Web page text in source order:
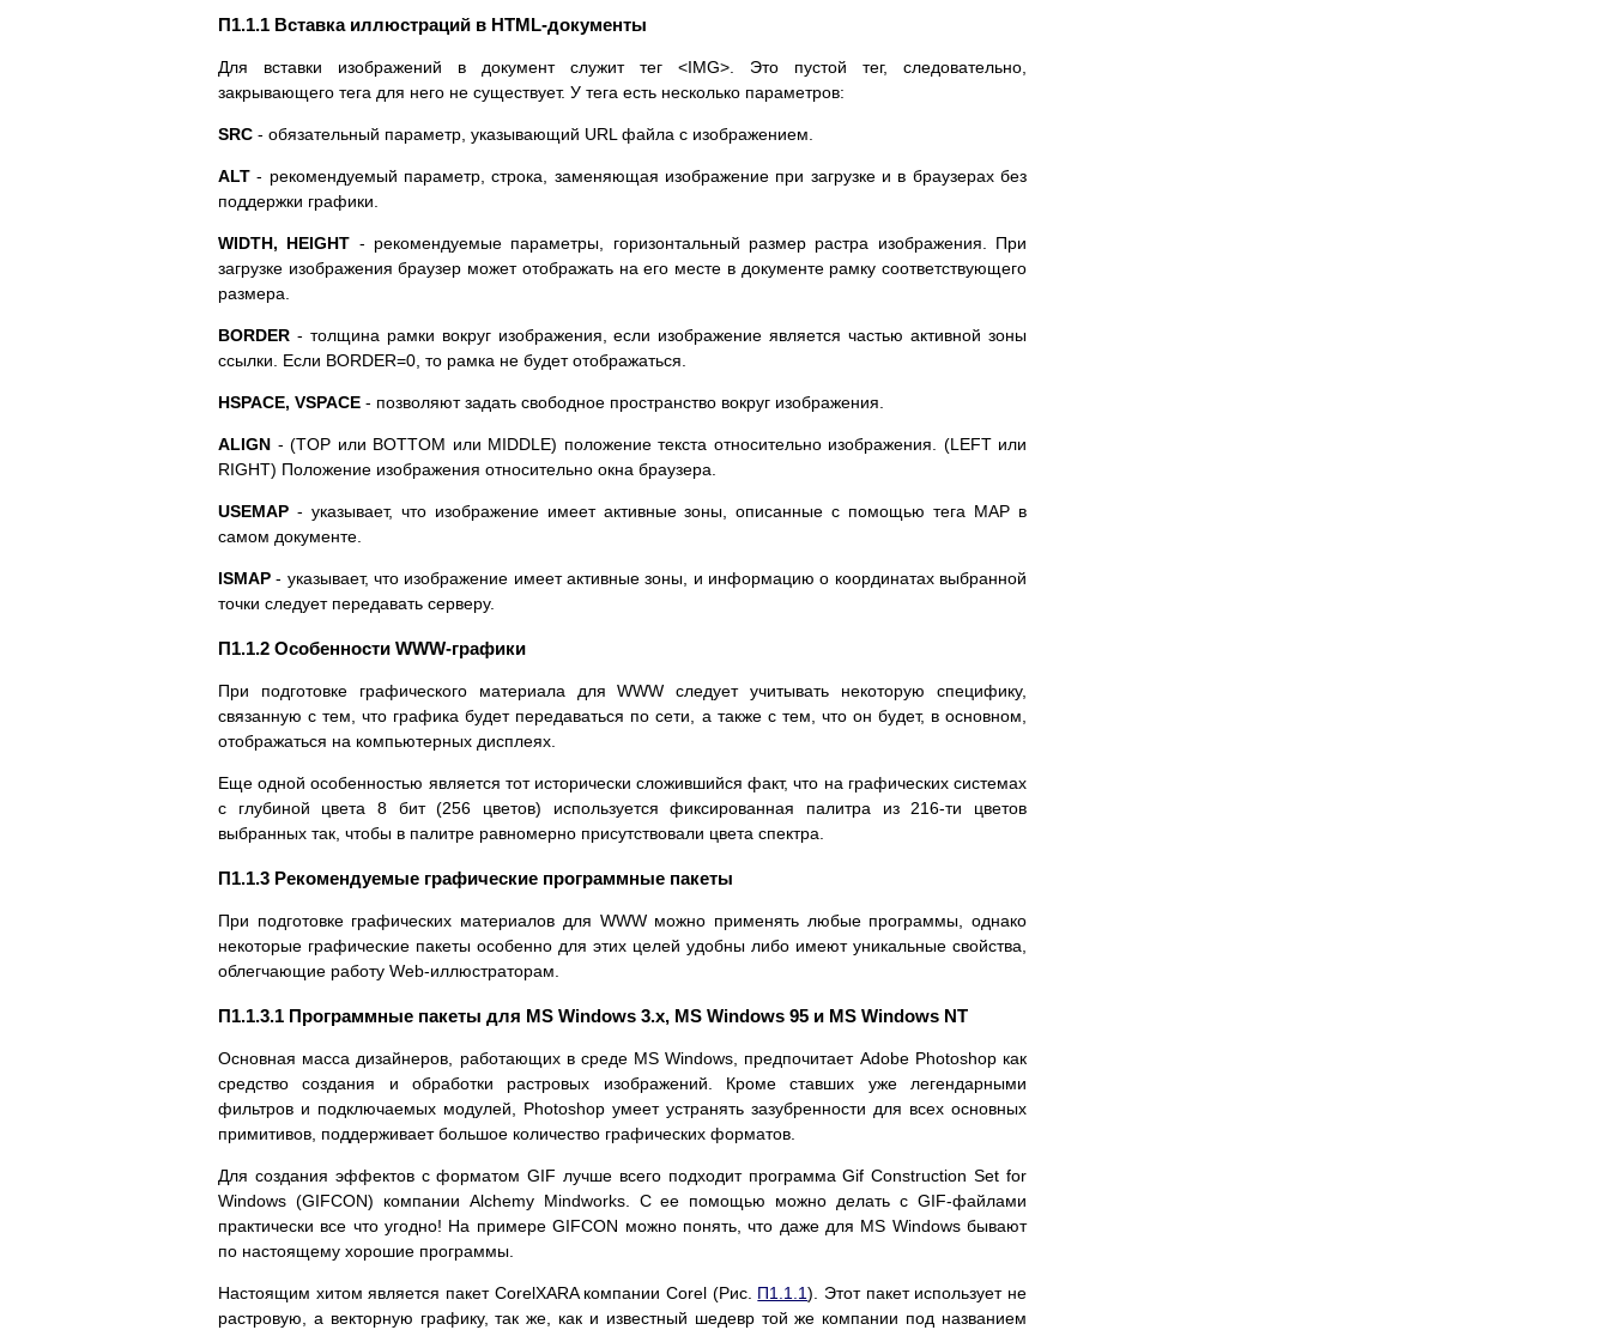
П1.1.1 Вставка иллюстраций в HTML-документы
Для вставки изображений в документ служит тег <IMG>. Это пустой тег, следовательно,
закрывающего тега для него не существует. У тега есть несколько параметров:
SRC - обязательный параметр, указывающий URL файла с изображением.
ALT - рекомендуемый параметр, строка, заменяющая изображение при загрузке и в браузерах без
поддержки графики.
WIDTH, HEIGHT - рекомендуемые параметры, горизонтальный размер растра изображения. При
загрузке изображения браузер может отображать на его месте в документе рамку соответствующего
размера.
BORDER - толщина рамки вокруг изображения, если изображение является частью активной зоны
ссылки. Если BORDER=0, то рамка не будет отображаться.
HSPACE, VSPACE - позволяют задать свободное пространство вокруг изображения.
ALIGN - (TOP или BOTTOM или MIDDLE) положение текста относительно изображения. (LEFT или
RIGHT) Положение изображения относительно окна браузера.
USEMAP - указывает, что изображение имеет активные зоны, описанные с помощью тега MAP в
самом документе.
ISMAP - указывает, что изображение имеет активные зоны, и информацию о координатах выбранной
точки следует передавать серверу.
П1.1.2 Особенности WWW-графики
При подготовке графического материала для WWW следует учитывать некоторую специфику,
связанную с тем, что графика будет передаваться по сети, а также с тем, что он будет, в основном,
отображаться на компьютерных дисплеях.
Еще одной особенностью является тот исторически сложившийся факт, что на графических системах
с глубиной цвета 8 бит (256 цветов) используется фиксированная палитра из 216-ти цветов
выбранных так, чтобы в палитре равномерно присутствовали цвета спектра.
П1.1.3 Рекомендуемые графические программные пакеты
При подготовке графических материалов для WWW можно применять любые программы, однако
некоторые графические пакеты особенно для этих целей удобны либо имеют уникальные свойства,
облегчающие работу Web-иллюстраторам.
П1.1.3.1 Программные пакеты для MS Windows 3.x, MS Windows 95 и MS Windows NT
Основная масса дизайнеров, работающих в среде MS Windows, предпочитает Adobe Photoshop как
средство создания и обработки растровых изображений. Кроме ставших уже легендарными
фильтров и подключаемых модулей, Photoshop умеет устранять зазубренности для всех основных
примитивов, поддерживает большое количество графических форматов.
Для создания эффектов с форматом GIF лучше всего подходит программа Gif Construction Set for
Windows (GIFCON) компании Alchemy Mindworks. С ее помощью можно делать с GIF-файлами
практически все что угодно! На примере GIFCON можно понять, что даже для MS Windows бывают
по настоящему хорошие программы.
Настоящим хитом является пакет CorelXARA компании Corel (Рис. П1.1.1). Этот пакет использует не
растровую, а векторную графику, так же, как и известный шедевр той же компании под названием